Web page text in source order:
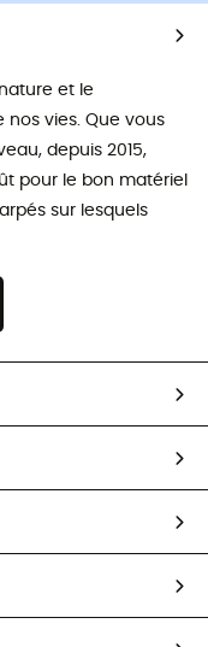
et le
vies. Que vous
depuis 2015,
pour le bon matériel
sur lesquels